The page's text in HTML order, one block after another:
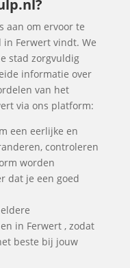
aan om ervoor te
Ferwert vindt. We
stad zorgvuldig
informatie over
van het
via ons platform:
een eerlijke en
controleren
worden
dat je een goed
in Ferwert , zodat
beste bij jouw